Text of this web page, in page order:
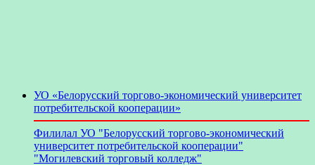
УО «Белорусский торгово-экономический университет
потребительской кооперации»
Филилал УО "Белорусский торгово-экономический
университет потребительской кооперации"
"Могилевский торговый колледж"